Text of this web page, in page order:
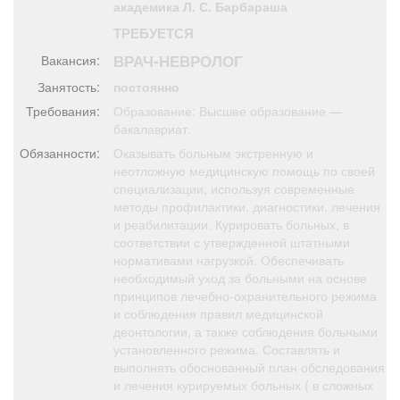
Обучение Проекты
Товары Поздравления Погода
Я - пенсионер
академика Л. С. Барбараша
ТРЕБУЕТСЯ
Вакансия: ВРАЧ-НЕВРОЛОГ
Занятость:
постоянно
Требования:
Образование: Высшее образование —
бакалавриат.
Обязанности:
Оказывать больным экстренную и
неотложную медицинскую помощь по своей
специализации, используя современные
методы профилактики, диагностики, лечения
и реабилитации. Курировать больных, в
соответствии с утвержденной штатными
нормативами нагрузкой. Обеспечивать
необходимый уход за больными на основе
принципов лечебно-охранительного режима
и соблюдения правил медицинской
деонтологии, а также соблюдения больными
установленного режима. Составлять и
выполнять обоснованный план обследования
и лечения курируемых больных ( в сложных